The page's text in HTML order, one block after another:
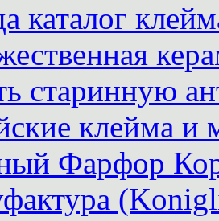
каталог
старинную
клейма и
Фарфор